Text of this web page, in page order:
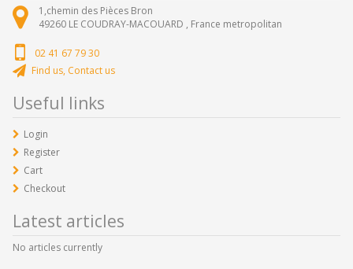
1,chemin des Pièces Bron
49260 LE COUDRAY-MACOUARD , France metropolitan
02 41 67 79 30
Find us, Contact us
Useful links
Login
Register
Cart
Checkout
Latest articles
No articles currently